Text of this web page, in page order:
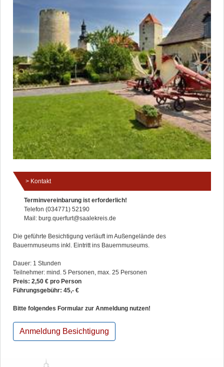
Kontakt
Terminvereinbarung ist erforderlich!
Telefon (034771) 52190
Mail: burg.querfurt@saalekreis.de
Die geführte Besichtigung verläuft im Außengelände des
Bauernmuseums inkl. Eintritt ins Bauernmuseums.
Dauer: 1 Stunden
Teilnehmer: mind. 5 Personen, max. 25 Personen
Preis: 2,50 € pro Person
Führungsgebühr: 45,- €
Bitte folgendes Formular zur Anmeldung nutzen!
Anmeldung Besichtigung